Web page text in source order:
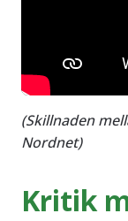
(Skillnaden
Nordnet)
Kritik